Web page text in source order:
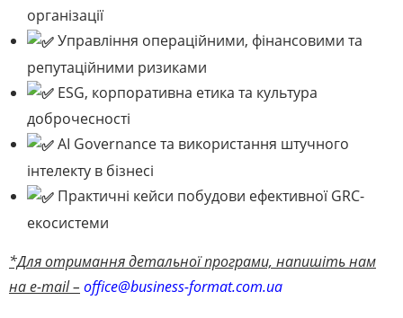
організації
Управління операційними, фінансовими та
репутаційними ризиками
ESG, корпоративна етика та культура
доброчесності
AI Governance та використання штучного
інтелекту в бізнесі
Практичні кейси побудови ефективної GRC-
екосистеми
*Для отримання детальної програми, напишіть нам
на e-mail – office@business-format.com.ua